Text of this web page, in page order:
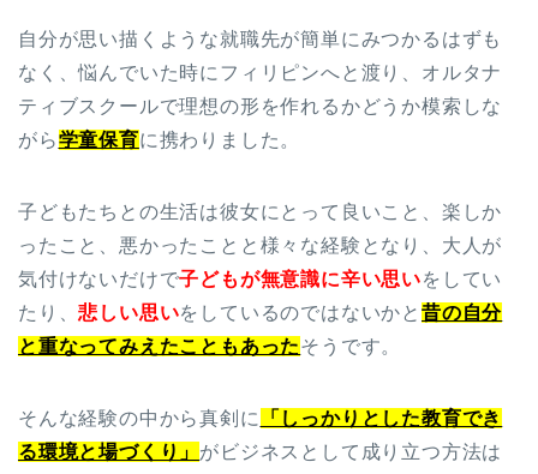
自分が思い描くような就職先が簡単にみつかるはずも
なく、悩んでいた時にフィリピンへと渡り、オルタナ
ティブスクールで理想の形を作れるかどうか模索しな
がら学童保育に携わりました。
子どもたちとの生活は彼女にとって良いこと、楽しか
ったこと、悪かったことと様々な経験となり、大人が
気付けないだけで子どもが無意識に辛い思いをしてい
たり、悲しい思いをしているのではないかと昔の自分
と重なってみえたこともあったそうです。
そんな経験の中から真剣に 「しっかりとした教育でき
る環境と場づくり」 がビジネスとして成り立つ方法は